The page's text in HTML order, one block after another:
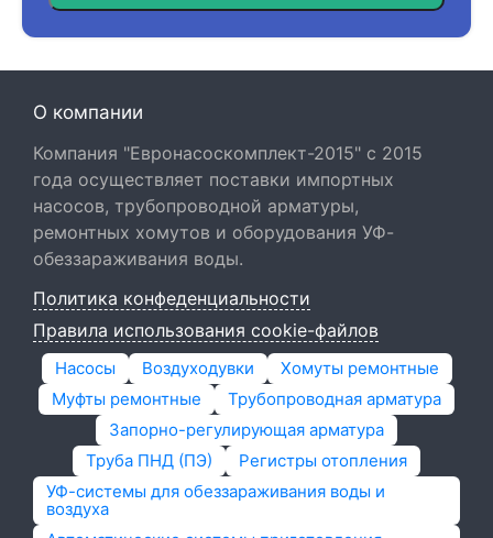
О компании
Компания "Евронасоскомплект-2015" с 2015
года осуществляет поставки импортных
насосов, трубопроводной арматуры,
ремонтных хомутов и оборудования УФ-
обеззараживания воды.
Политика конфеденциальности
Правила использования cookie-файлов
Насосы Воздуходувки
Хомуты ремонтные
Муфты ремонтные
Трубопроводная арматура
Запорно-регулирующая арматура
Труба ПНД (ПЭ)
Регистры отопления
УФ-системы для обеззараживания воды и
воздуха